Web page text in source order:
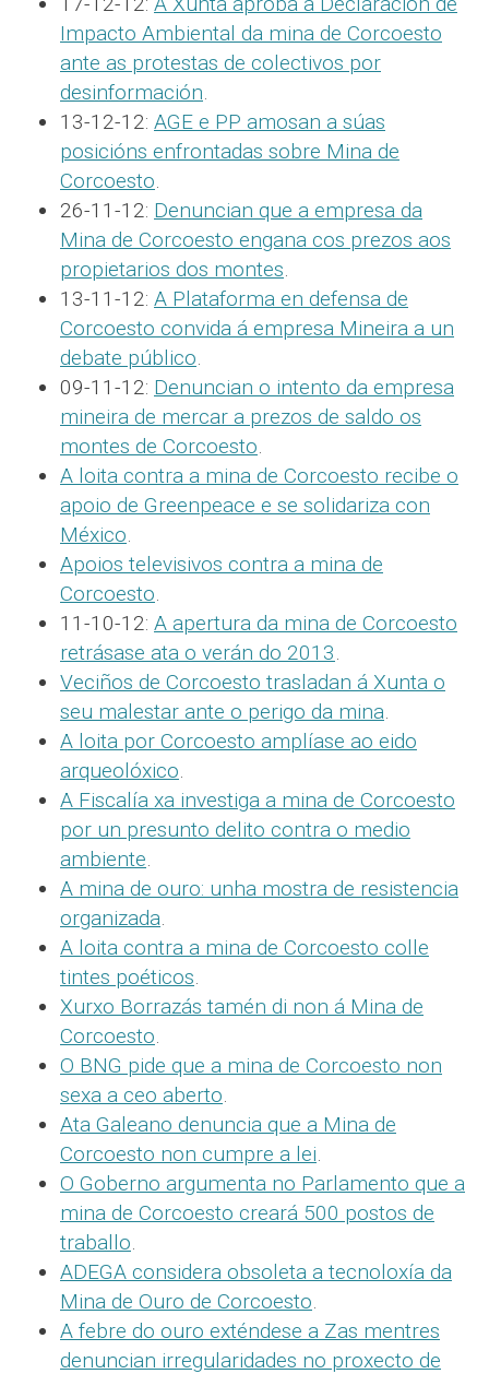
Impacto Ambiental da mina de Corcoesto
ante as protestas de colectivos por
desinformación.
13-12-12: AGE e PP amosan a súas
posicións enfrontadas sobre Mina de
Corcoesto.
26-11-12: Denuncian que a empresa da
Mina de Corcoesto engana cos prezos aos
propietarios dos montes.
13-11-12: A Plataforma en defensa de
Corcoesto convida á empresa Mineira a un
debate público.
09-11-12: Denuncian o intento da empresa
mineira de mercar a prezos de saldo os
montes de Corcoesto.
A loita contra a mina de Corcoesto recibe o
apoio de Greenpeace e se solidariza con
México.
Apoios televisivos contra a mina de
Corcoesto.
11-10-12: A apertura da mina de Corcoesto
retrásase ata o verán do 2013.
Veciños de Corcoesto trasladan á Xunta o
seu malestar ante o perigo da mina.
A loita por Corcoesto amplíase ao eido
arqueolóxico.
A Fiscalía xa investiga a mina de Corcoesto
por un presunto delito contra o medio
ambiente.
A mina de ouro: unha mostra de resistencia
organizada.
A loita contra a mina de Corcoesto colle
tintes poéticos.
Xurxo Borrazás tamén di non á Mina de
Corcoesto.
O BNG pide que a mina de Corcoesto non
sexa a ceo aberto.
Ata Galeano denuncia que a Mina de
Corcoesto non cumpre a lei.
O Goberno argumenta no Parlamento que a
mina de Corcoesto creará 500 postos de
traballo.
ADEGA considera obsoleta a tecnoloxía da
Mina de Ouro de Corcoesto.
A febre do ouro exténdese a Zas mentres
denuncian irregularidades no proxecto de